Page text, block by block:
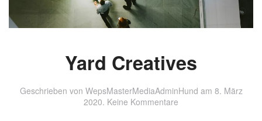
Yard Creatives
Geschrieben von WepsMasterMediaAdminHund am 8. März
2020. Keine Kommentare